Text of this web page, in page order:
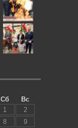
Сб
Вс
1
2
8
9